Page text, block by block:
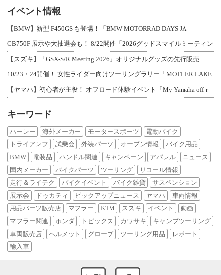
イベント情報
【BMW】新型 F450GS も登場！「BMW MOTORRAD DAYS JA
CB750F 展示や大抽選会も！ 8/22開催「2026グッドスマイルミーティン
【スズキ】「GSX-S/R Meeting 2026」オリジナルグッズの先行販売
10/23・24開催！ 女性ライダー向けツーリングラリー「MOTHER LAKE
【ヤマハ】初心者が主役！ オフロード体験イベント「My Yamaha off-r
キーワード
ハーレー 海外メーカー モータースポーツ
電動バイク
トライアンフ
試乗会 外装パーツ オープン情報
バイク用品
BMW
電装品 ハンドル関連 キャンペーン アパレル
ニュース
国内メーカー
バイクパーツ ツーリング
リコール情報
走行＆ライテク
バイクイベント バイク雑貨
サスペンション
展示会
ドゥカティ ピックアップニュース ヤマハ
車両情報
用品パーツ販売店
マフラー KTM スズキ イベント
動画
マフラー関連
ホンダ トピックス カワサキ
キャンプツーリング
車両販売店
ヘルメット グローブ ツーリング用品
レポート
輸入車